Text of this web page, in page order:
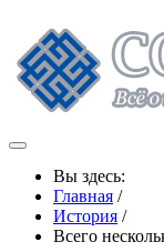
Вы здесь:
Главная /
История /
Всего